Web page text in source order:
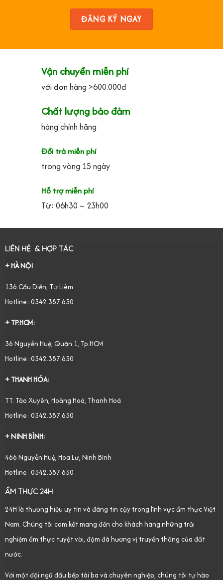
ĐĂNG KÝ NGAY
Vận chuyển miễn phí
với đơn hàng >600.000đ
Chất lượng bảo đảm
hàng chính hãng
Đổi trả miễn phí
trong vòng 15 ngày
Hỗ trợ miễn phí
Từ: 06h30 – 23h00
LIÊN HỆ & HỢP TÁC
+ HÀ NỘI
136 Cầu Diễn, Từ Liêm
Hotline: 0342.387.630
+ TP.HCM:
36 Nguyễn Huệ, Quận 1, Tp.HCM
Hotline: 0342.387.630
+ THANH HÓA:
TT. Tào Xuyên, Hoằng Hoá, Thanh Hoá
Hotline: 0342.387.630
+ NINH BÌNH:
466 Nguyễn Huệ, Hoa Lư, Ninh Bình
Hotline: 0342.387.630
ẨM THỰC 24H
24H là thương hiệu uy tín và đáng tin cậy trong lĩnh vực ẩm thực Việt
Nam. Chúng tôi cam kết mang đến cho khách hàng những trải
nghiệm ẩm thực tuyệt vời, đậm đà hương vị truyền thống của đất
nước.
Với một đội ngũ đầu bếp tài ba và chuyên nghiệp, chúng tôi tự hào